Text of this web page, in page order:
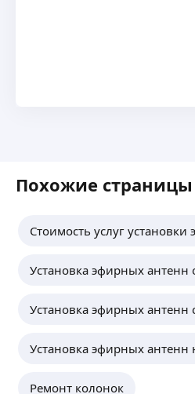
Похожие страницы
Стоимость услуг
Установка эфирных антенн
Установка эфирных антенн
Установка эфирных антенн
Ремонт колонок